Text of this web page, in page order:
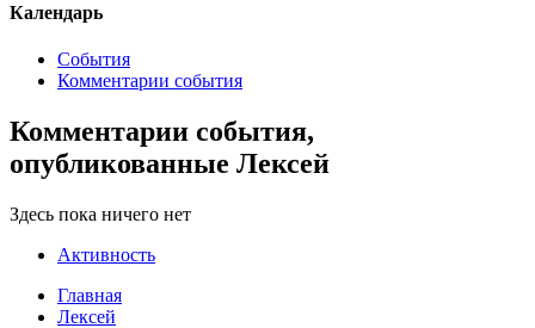
Календарь
События
Комментарии события
Комментарии события,
опубликованные Лексей
Здесь пока ничего нет
Активность
Главная
Лексей